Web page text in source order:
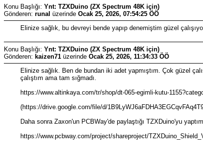
Konu Başlığı: Ynt: TZXDuino (ZX Spectrum 48K için)
Gönderen: runal üzerinde Ocak 25, 2026, 07:54:25 ÖÖ
Elinize sağlık, bu devreyi bende yapıp denemiştim güzel
Konu Başlığı: Ynt: TZXDuino (ZX Spectrum 48K için)
Gönderen: kaizen71 üzerinde Ocak 25, 2026, 11:34:33 ÖÖ
Elinize sağlık. Ben de bundan iki adet yapmıştım. Çok güzel
çalıştım ama tam sığmadı.
https://www.altinkaya.com/tr/shop/dt-065-egimli-kutu-
(https://drive.google.com/file/d/
Daha sonra Zaxon'un PCBWay'de paylaştığı TZXDuino'yu yaptım.
https://www.pcbway.com/project/shareproject/